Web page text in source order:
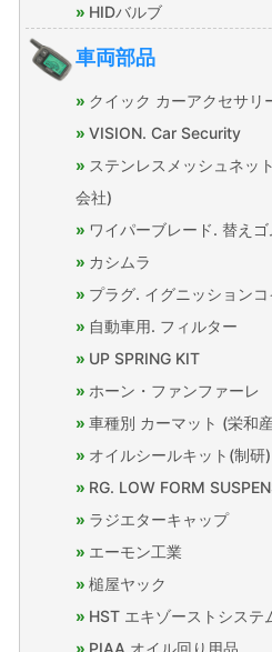
HIDバルブ
車両部品
クイック カーアクセサリ
VISION. Car Security
ステンレスメッシュネッ
会社)
ワイパーブレード. 替えゴ
カシムラ
プラグ. イグニッション
自動車用. フィルター
UP SPRING KIT
ホーン・ファンファーレ
車種別 カーマット (栄和
オイルシールキット(制研)
RG. LOW FORM
ラジエターキャップ
エーモン工業
槌屋ヤック
HST エキゾーストシステ
PIAA オイル回り用品